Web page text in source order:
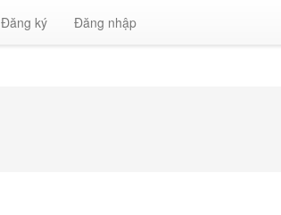
Đăng ký Đăng nhập